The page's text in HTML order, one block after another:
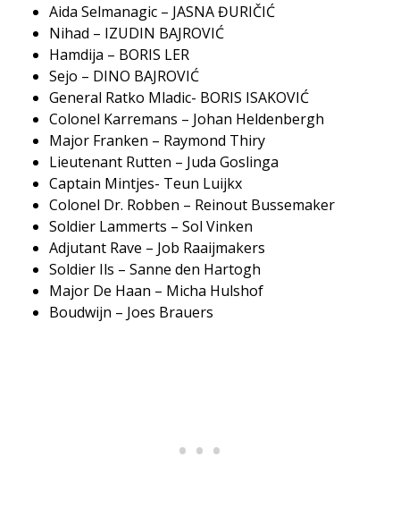
Aida Selmanagic – JASNA ĐURIČIĆ
Nihad – IZUDIN BAJROVIĆ
Hamdija – BORIS LER
Sejo – DINO BAJROVIĆ
General Ratko Mladic- BORIS ISAKOVIĆ
Colonel Karremans – Johan Heldenbergh
Major Franken – Raymond Thiry
Lieutenant Rutten – Juda Goslinga
Captain Mintjes- Teun Luijkx
Colonel Dr. Robben – Reinout Bussemaker
Soldier Lammerts – Sol Vinken
Adjutant Rave – Job Raaijmakers
Soldier Ils – Sanne den Hartogh
Major De Haan – Micha Hulshof
Boudwijn – Joes Brauers